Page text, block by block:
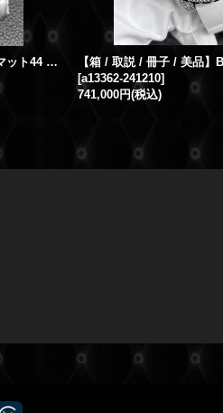
BREITLING ブライトリング クロノマット44 ベゼルダイヤ ブラックアイブルー ダイヤモンド ベゼル AB0110 44mm
[a13362-241210]
741,000円(税込)